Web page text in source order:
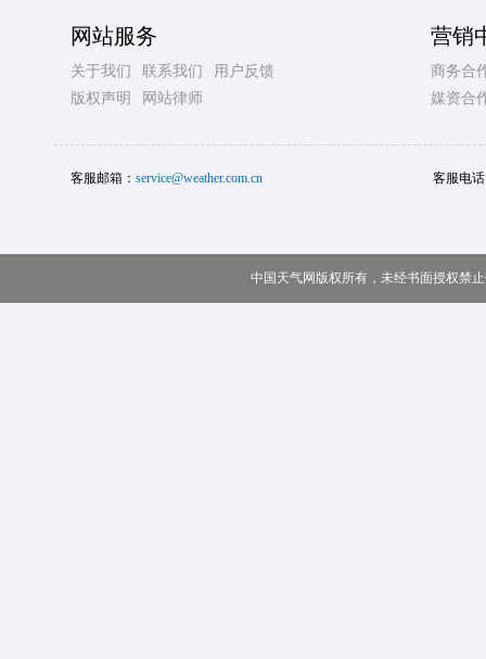
网站服务
关于我们 联系我们
用户反馈
版权声明
网站律师
营销
商务合
媒资合
客服邮箱： service@weather.com.cn 客服电
中国天气网版权所有，未经书面授权